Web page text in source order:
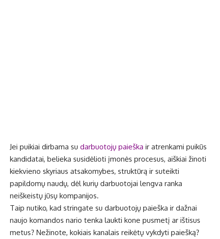
Jei puikiai dirbama su darbuotojų paieška ir atrenkami puikūs
kandidatai, belieka susidėlioti įmonės procesus, aiškiai žinoti
kiekvieno skyriaus atsakomybes, struktūrą ir suteikti
papildomų naudų, dėl kurių darbuotojai lengva ranka
neiškeistų jūsų kompanijos.
Taip nutiko, kad stringate su darbuotojų paieška ir dažnai
naujo komandos nario tenka laukti kone pusmetį ar ištisus
metus? Nežinote, kokiais kanalais reikėtų vykdyti paiešką?